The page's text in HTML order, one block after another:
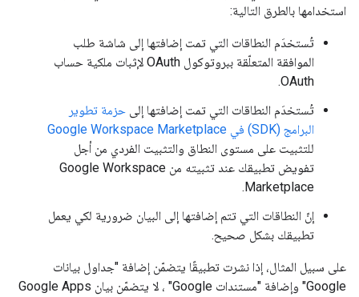
استخدامها بالطرق التالية:
تُستخدَم النطاقات التي تمت إضافتها إلى شاشة طلب
الموافقة المتعلّقة ببروتوكول OAuth لإثبات ملكية حساب
OAuth.
تُستخدَم النطاقات التي تمت إضافتها إلى حزمة تطوير
البرامج (SDK) في Google Workspace Marketplace
للتثبيت على مستوى النطاق والتثبيت الفردي من أجل
تفويض تطبيقك عند تثبيته من Google Workspace
Marketplace.
إنّ النطاقات التي تتم إضافتها إلى البيان ضرورية لكي يعمل
تطبيقك بشكل صحيح.
على سبيل المثال، إذا نشرت تطبيقًا يتضمّن إضافة "جداول بيانات
Google" وإضافة "مستندات Google" ، لا يتضمّن بيان Google Apps